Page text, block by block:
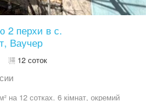
2 перхи в с.
Ваучер
12 соток
на 12 сотках. 6 кімнат, окремий